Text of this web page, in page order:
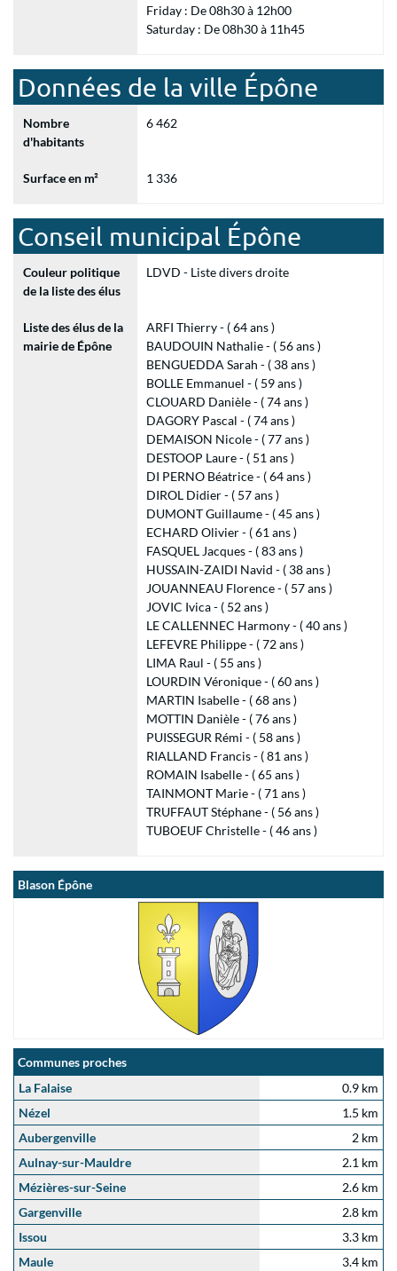
Friday : De 08h30 à 12h00
Saturday : De 08h30 à 11h45
Données de la ville Épône
Nombre
d'habitants
6 462
Surface en m² 1 336
Conseil municipal Épône
Couleur politique
de la liste des élus
LDVD - Liste divers droite
Liste des élus de la
mairie de Épône
ARFI Thierry - ( 64 ans )
BAUDOUIN Nathalie - ( 56 ans )
BENGUEDDA Sarah - ( 38 ans )
BOLLE Emmanuel - ( 59 ans )
CLOUARD Danièle - ( 74 ans )
DAGORY Pascal - ( 74 ans )
DEMAISON Nicole - ( 77 ans )
DESTOOP Laure - ( 51 ans )
DI PERNO Béatrice - ( 64 ans )
DIROL Didier - ( 57 ans )
DUMONT Guillaume - ( 45 ans )
ECHARD Olivier - ( 61 ans )
FASQUEL Jacques - ( 83 ans )
HUSSAIN-ZAIDI Navid - ( 38 ans )
JOUANNEAU Florence - ( 57 ans )
JOVIC Ivica - ( 52 ans )
LE CALLENNEC Harmony - ( 40 ans )
LEFEVRE Philippe - ( 72 ans )
LIMA Raul - ( 55 ans )
LOURDIN Véronique - ( 60 ans )
MARTIN Isabelle - ( 68 ans )
MOTTIN Danièle - ( 76 ans )
PUISSEGUR Rémi - ( 58 ans )
RIALLAND Francis - ( 81 ans )
ROMAIN Isabelle - ( 65 ans )
TAINMONT Marie - ( 71 ans )
TRUFFAUT Stéphane - ( 56 ans )
TUBOEUF Christelle - ( 46 ans )
Blason Épône
Communes proches
La Falaise
0.9 km
Nézel
1.5 km
Aubergenville
2 km
Aulnay-sur-Mauldre
2.1 km
Mézières-sur-Seine
2.6 km
Gargenville
2.8 km
Issou
3.3 km
Maule
3.4 km